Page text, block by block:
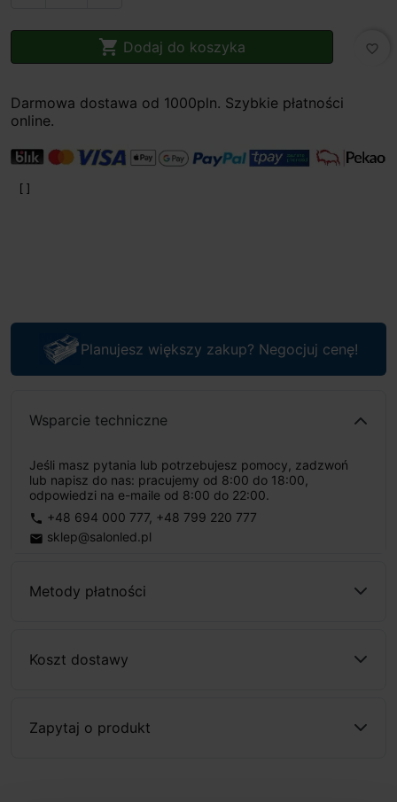
 Dodaj do koszyka favorite_border
Darmowa dostawa od 1000pln. Szybkie płatności
online.
Planujesz większy zakup? Negocjuj cenę!
Wsparcie techniczne
Jeśli masz pytania lub potrzebujesz pomocy, zadzwoń
lub napisz do nas: pracujemy od 8:00 do 18:00,
odpowiedzi na e-maile od 8:00 do 22:00.
phone +48 694 000 777, +48 799 220 777
email sklep@salonled.pl
Metody płatności
Koszt dostawy
Zapytaj o produkt